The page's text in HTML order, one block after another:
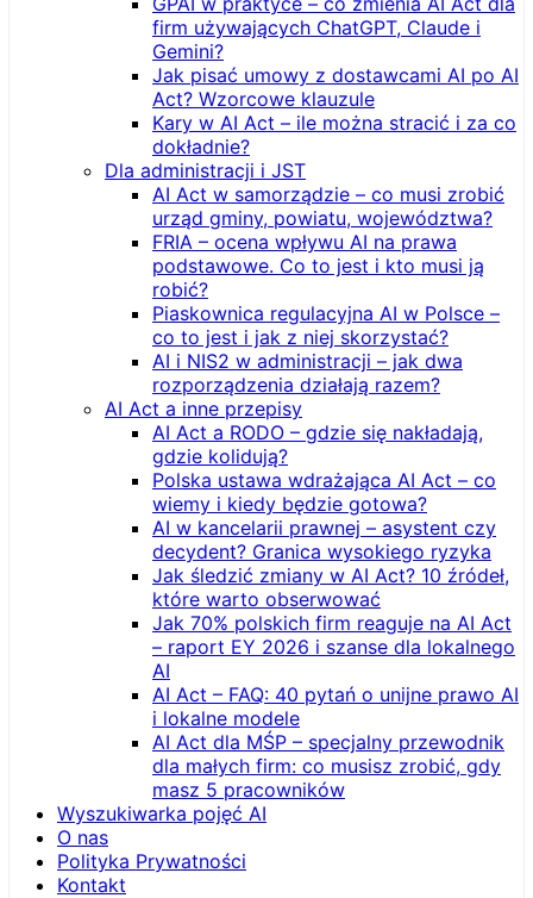
firm używających ChatGPT, Claude i
Gemini?
Jak pisać umowy z dostawcami AI po AI
Act? Wzorcowe klauzule
Kary w AI Act – ile można stracić i za co
dokładnie?
Dla administracji i JST
AI Act w samorządzie – co musi zrobić
urząd gminy, powiatu, województwa?
FRIA – ocena wpływu AI na prawa
podstawowe. Co to jest i kto musi ją
robić?
Piaskownica regulacyjna AI w Polsce –
co to jest i jak z niej skorzystać?
AI i NIS2 w administracji – jak dwa
rozporządzenia działają razem?
AI Act a inne przepisy
AI Act a RODO – gdzie się nakładają,
gdzie kolidują?
Polska ustawa wdrażająca AI Act – co
wiemy i kiedy będzie gotowa?
AI w kancelarii prawnej – asystent czy
decydent? Granica wysokiego ryzyka
Jak śledzić zmiany w AI Act? 10 źródeł,
które warto obserwować
Jak 70% polskich firm reaguje na AI Act
– raport EY 2026 i szanse dla lokalnego
AI
AI Act – FAQ: 40 pytań o unijne prawo AI
i lokalne modele
AI Act dla MŚP – specjalny przewodnik
dla małych firm: co musisz zrobić, gdy
masz 5 pracowników
Wyszukiwarka pojęć AI
O nas
Polityka Prywatności
Kontakt